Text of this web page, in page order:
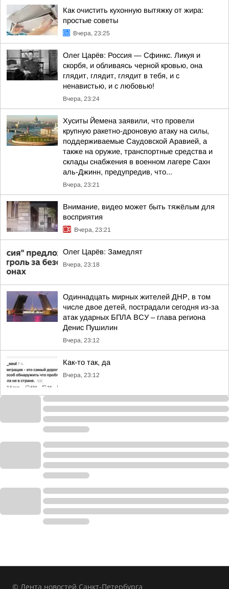
Как очистить кухонную вытяжку от жира:
простые советы
Вчера, 23:25
Олег Царёв: Россия — Сфинкс. Ликуя и
скорбя, и обливаясь черной кровью, она
глядит, глядит, глядит в тебя, и с
ненавистью, и с любовью!
Вчера, 23:24
Хуситы Йемена заявили, что провели
крупную ракетно-дроновую атаку на силы,
поддерживаемые Саудовской Аравией, а
также на оружие, транспортные средства и
склады снабжения в военном лагере Сахн
аль-Джинн, предупредив, что...
Вчера, 23:21
Внимание, видео может быть тяжёлым для
восприятия
Вчера, 23:21
Олег Царёв: Замедлят
Вчера, 23:18
Одиннадцать мирных жителей ДНР, в том
числе двое детей, пострадали сегодня из-за
атак ударных БПЛА ВСУ – глава региона
Денис Пушилин
Вчера, 23:12
Как-то так, да
Вчера, 23:12
© Лента новостей Санкт-Петербурга